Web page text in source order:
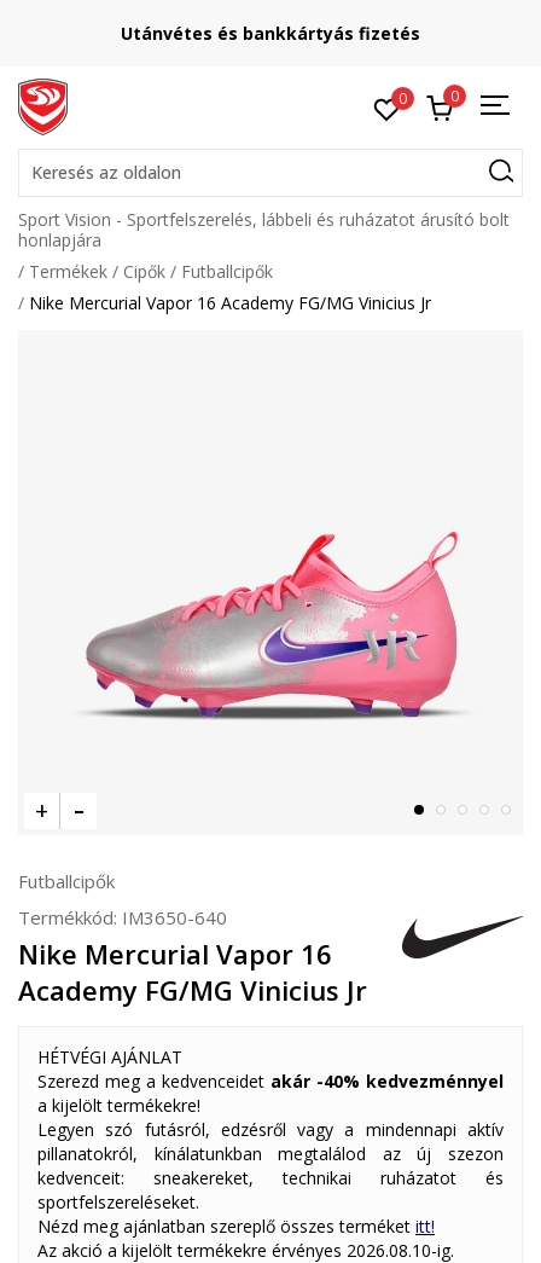
Utánvétes és bankkártyás fizetés
0 0
Keresés az oldalon
Sport Vision - Sportfelszerelés, lábbeli és ruházatot árusító bolt
honlapjára
Termékek
Cipők
Futballcipők
Nike Mercurial Vapor 16 Academy FG/MG Vinicius Jr
Futballcipők
Termékkód: IM3650-640
Nike Mercurial Vapor 16
Academy FG/MG Vinicius Jr
HÉTVÉGI AJÁNLAT
Szerezd meg a kedvenceidet akár -40% kedvezménnyel
a kijelölt termékekre!
Legyen szó futásról, edzésről vagy a mindennapi aktív
pillanatokról, kínálatunkban megtalálod az új szezon
kedvenceit: sneakereket, technikai ruházatot és
sportfelszereléseket.
Nézd meg ajánlatban szereplő összes terméket itt!
Az akció a kijelölt termékekre érvényes 2026.08.10-ig.